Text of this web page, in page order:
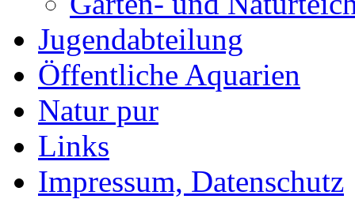
Jugendabteilung
Öffentliche Aquarien
Natur pur
Links
Impressum, Datenschutz